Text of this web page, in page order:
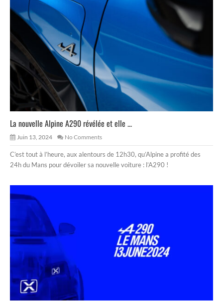
La nouvelle Alpine A290 révélée et elle ...
Juin 13, 2024 No Comments
C’est tout à l’heure, aux alentours de 12h30, qu’Alpine a profité des
24h du Mans pour dévoiler sa nouvelle voiture : l’A290 !